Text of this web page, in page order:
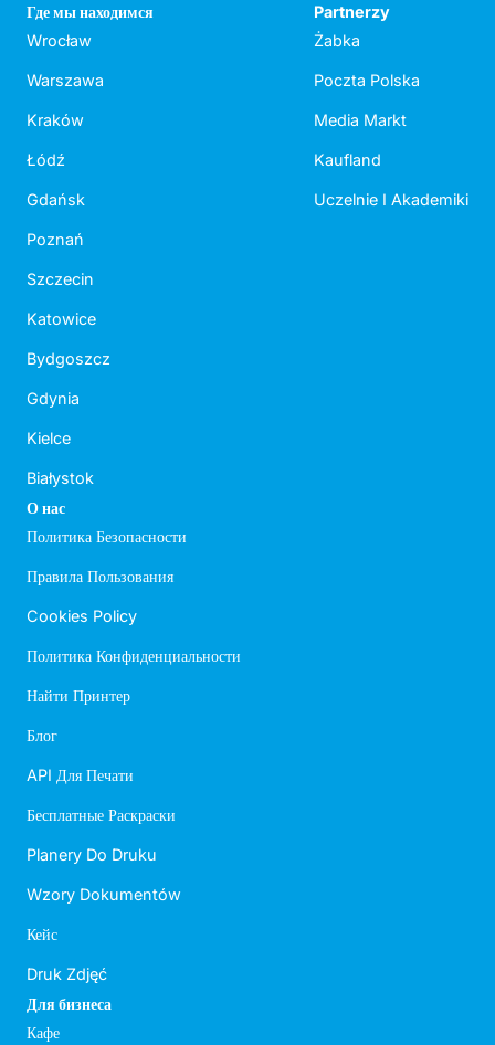
Где мы находимся
Wrocław
Warszawa
Kraków
Łódź
Gdańsk
Poznań
Szczecin
Katowice
Bydgoszcz
Gdynia
Kielce
Białystok
Partnerzy
Żabka
Poczta Polska
Media Markt
Kaufland
Uczelnie I Akademiki
О нас
Политика Безопасности
Правила Пользования
Cookies Policy
Политика Конфиденциальности
Найти Принтер
Блог
API Для Печати
Бесплатные Раскраски
Planery Do Druku
Wzory Dokumentów
Кейс
Druk Zdjęć
Для бизнеса
Кафе